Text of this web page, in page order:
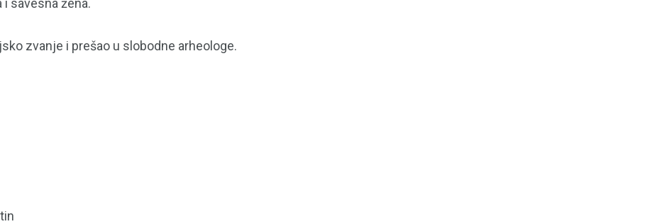
i savesna žena.
zvanje i prešao u slobodne arheologe.